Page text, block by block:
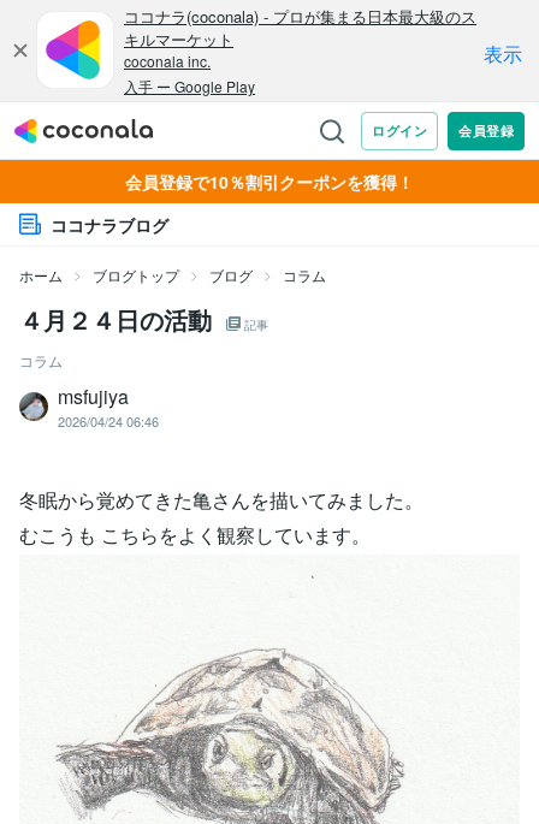
会員登録で10％割引クーポンを獲得！
ココナラブログ
ホーム ブログトップ ブログ コラム
４月２４日の活動 記事
コラム
msfujiya
2026/04/24 06:46
冬眠から覚めてきた亀さんを描いてみました。
むこうも こちらをよく観察しています。